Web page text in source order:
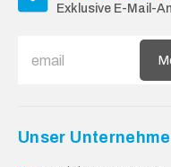
Exklusive E-Mail-
Unser